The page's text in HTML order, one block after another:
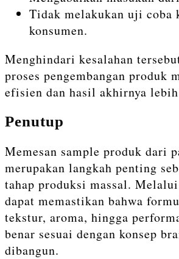
Tidak melakukan uji coba
konsumen.
Menghindari kesalahan
proses pengembangan produk
efisien dan hasil akhirnya lebih
Penutup
Memesan sample produk dari
merupakan langkah penting
tahap produksi massal.
dapat memastikan bahwa
tekstur, aroma, hingga
benar sesuai dengan konsep
dibangun.